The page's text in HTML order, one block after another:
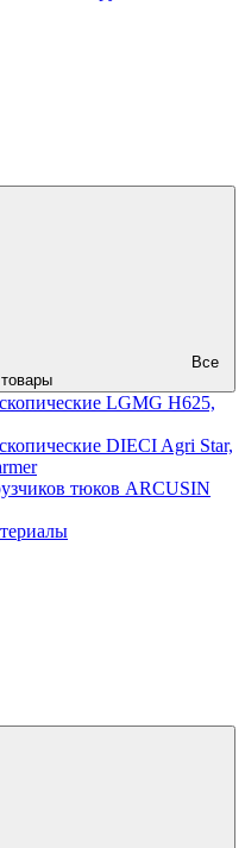
Все
товары
LGMG H625,
DIECI Agri Star,
тюков ARCUSIN